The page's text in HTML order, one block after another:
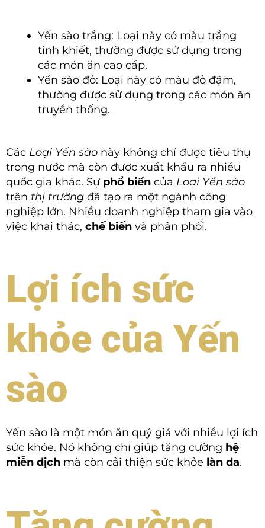
Yến sào trắng: Loại này có màu trắng
tinh khiết, thường được sử dụng trong
các món ăn cao cấp.
Yến sào đỏ: Loại này có màu đỏ đậm,
thường được sử dụng trong các món ăn
truyền thống.
Các Loại Yến sào này không chỉ được tiêu thụ
trong nước mà còn được xuất khẩu ra nhiều
quốc gia khác. Sự phổ biến của Loại Yến sào
trên thị trường đã tạo ra một ngành công
nghiệp lớn. Nhiều doanh nghiệp tham gia vào
việc khai thác, chế biến và phân phối.
Lợi ích sức
khỏe của Yến
sào
Yến sào là một món ăn quý giá với nhiều lợi ích
sức khỏe. Nó không chỉ giúp tăng cường hệ
miễn dịch mà còn cải thiện sức khỏe làn da.